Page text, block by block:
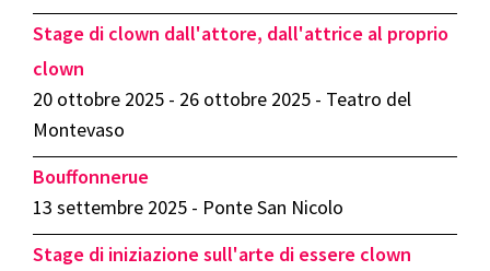
Stage di clown dall'attore, dall'attrice al proprio
clown
20 ottobre 2025 - 26 ottobre 2025 - Teatro del
Montevaso
Bouffonnerue
13 settembre 2025 - Ponte San Nicolo
Stage di iniziazione sull'arte di essere clown